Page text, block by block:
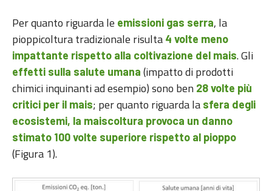
Per quanto riguarda le emissioni gas serra, la
pioppicoltura tradizionale risulta 4 volte meno
impattante rispetto alla coltivazione del mais. Gli
effetti sulla salute umana (impatto di prodotti
chimici inquinanti ad esempio) sono ben 28 volte più
critici per il mais; per quanto riguarda la sfera degli
ecosistemi, la maiscoltura provoca un danno
stimato 100 volte superiore rispetto al pioppo
(Figura 1).